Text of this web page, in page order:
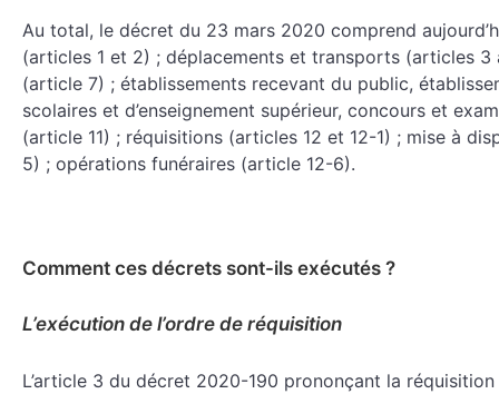
Au total, le décret du 23 mars 2020 comprend
(articles 1 et 2) ; déplacements et transports (articles 3
(article 7) ; établissements recevant du public,
scolaires et d’enseignement supérieur, concours et
(article 11) ; réquisitions (articles 12 et 12-1) ; mise à
5) ; opérations funéraires (article 12-6).
Comment ces décrets sont-ils exécutés ?
L’exécution de l’ordre de réquisition
L’article 3 du décret 2020-190 prononçant la